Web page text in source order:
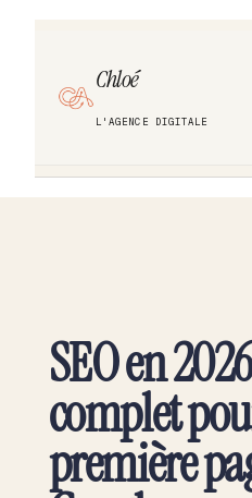
Chloé
L'AGENCE DIGITALE
SEO en
complet
première